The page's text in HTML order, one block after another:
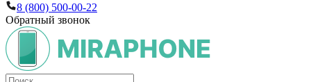
8 (800) 500-00-22
Обратный звонок